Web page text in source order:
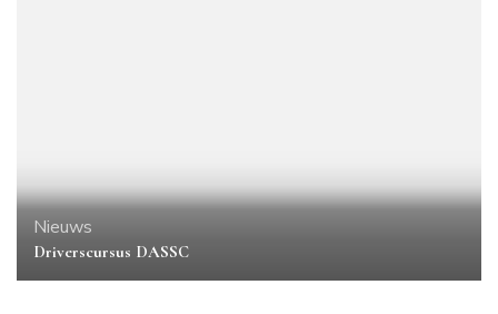
Nieuws
Driverscursus DASSC